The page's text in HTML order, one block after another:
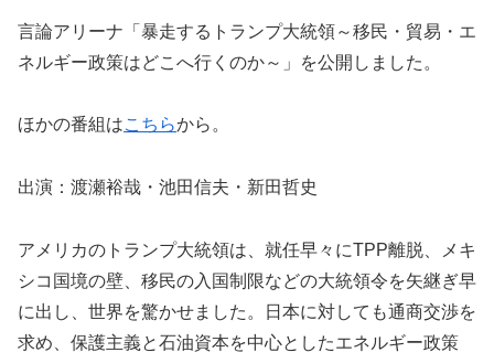
言論アリーナ「暴走するトランプ大統領～移民・貿易・エ
ネルギー政策はどこへ行くのか～」を公開しました。
ほかの番組はこちらから。
出演：渡瀬裕哉・池田信夫・新田哲史
アメリカのトランプ大統領は、就任早々にTPP離脱、
メキ
シコ国境の壁、 移民の入国制限などの大統領令を矢継ぎ早
に出し、 世界を驚かせました。日本に対しても通商交渉を
求め、 保護主義と石油資本を中心としたエネルギー政策